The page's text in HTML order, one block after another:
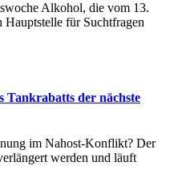
Alkohol, die vom 13.
Hauptstelle für Suchtfragen
Tankrabatts der nächste
im Nahost-Konflikt? Der
werden und läuft